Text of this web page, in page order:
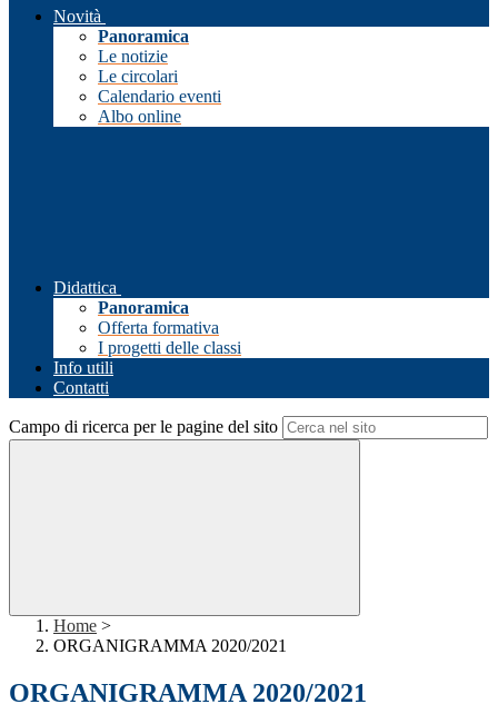
Novità
Panoramica
Le notizie
Le circolari
Calendario eventi
Albo online
Didattica
Panoramica
Offerta formativa
I progetti delle classi
Info utili
Contatti
Campo di ricerca per le pagine del sito
Home >
ORGANIGRAMMA 2020/2021
ORGANIGRAMMA 2020/2021